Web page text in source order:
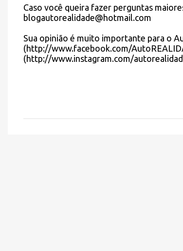
á
r
i
o
t
a
u
m
c
Caso você queira fazer perguntas
blogautorealidade@hotmail.com
Sua opinião é muito importante para o
(http://www.facebook.com/
(http://www.instagram.com/